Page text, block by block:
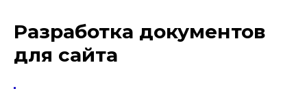
Разработка документов
для сайта